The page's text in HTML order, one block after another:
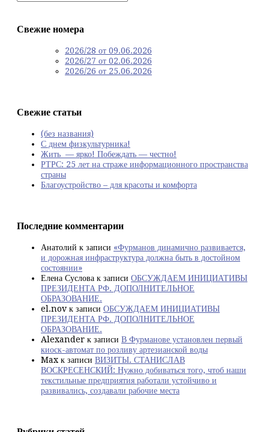
Свежие номера
2026/28 от 09.06.2026
2026/27 от 02.06.2026
2026/26 от 25.06.2026
Свежие статьи
(без названия)
С днем физкультурника!
Жить — ярко! Побеждать — честно!
РТРС: 25 лет на страже информационного пространства
страны
Благоустройство – для красоты и комфорта
Последние комментарии
Анатолий к записи «Фурманов динамично развивается,
и дорожная инфраструктура должна быть в достойном
состоянии»
Елена Суслова к записи ОБСУЖДАЕМ ИНИЦИАТИВЫ
ПРЕЗИДЕНТА РФ. ДОПОЛНИТЕЛЬНОЕ
ОБРАЗОВАНИЕ.
el.nov к записи ОБСУЖДАЕМ ИНИЦИАТИВЫ
ПРЕЗИДЕНТА РФ. ДОПОЛНИТЕЛЬНОЕ
ОБРАЗОВАНИЕ.
Alexander к записи В Фурманове установлен первый
киоск-автомат по розливу артезианской воды
Max к записи ВИЗИТЫ. СТАНИСЛАВ
ВОСКРЕСЕНСКИЙ: Нужно добиваться того, чтоб наши
текстильные предприятия работали устойчиво и
развивались, создавали рабочие места